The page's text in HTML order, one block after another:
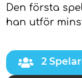
Den första
han utför
2